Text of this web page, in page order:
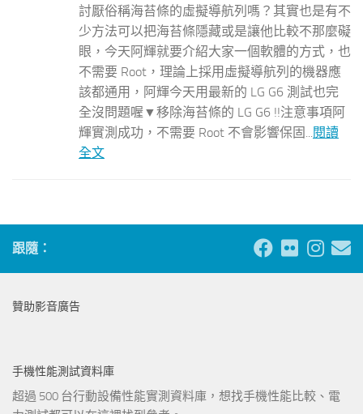
討厭俗稱海苔條的虛擬導航列嗎？其實也是有不
少方法可以把海苔條隱藏或是讓他比較不那麼礙
眼，今天阿輝就要介紹大家一個軟體的方式，也
不需要 Root，理論上採用虛擬導航列的機器應
該都通用，阿輝今天用最新的 LG G6 測試也完
全沒問題喔▼移除海苔條的 LG G6 !!注意事項阿
輝實測成功，不需要 Root 不會影響保固...閱讀
全文
跟隨：
贊助影音廣告
手機性能測試資料庫
超過 500 台行動設備性能實測資料庫，想找手機性能比較、電